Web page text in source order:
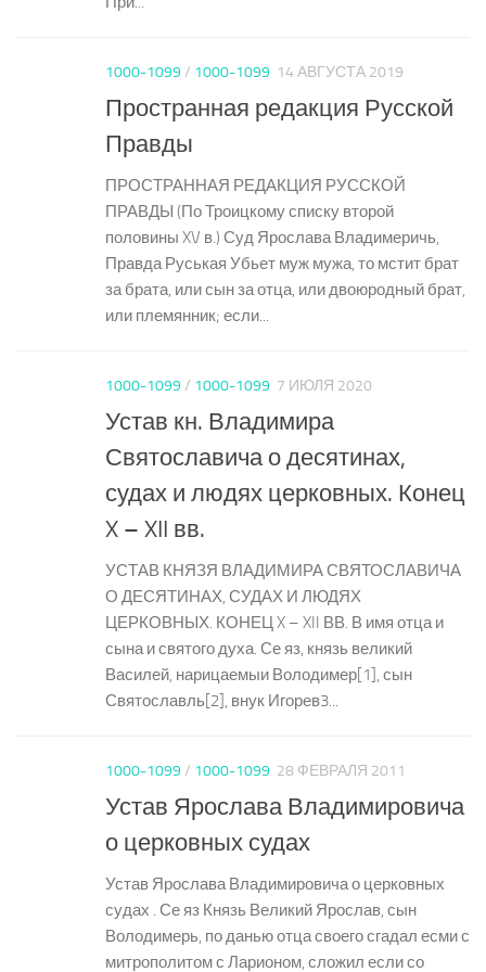
1000-1099 / 1000-1099 14 АВГУСТА 2019
Пространная редакция Русской
Правды
ПРОСТРАННАЯ РЕДАКЦИЯ РУССКОЙ
ПРАВДЫ (По Троицкому списку второй
половины XV в.) Суд Ярослава Владимеричь,
Правда Руськая Убьет муж мужа, то мстит брат
за брата, или сын за отца, или двоюродный брат,
или племянник; если...
1000-1099 / 1000-1099 7 ИЮЛЯ 2020
Устав кн. Владимира
Святославича о десятинах,
судах и людях церковных. Конец
X – XII вв.
УСТАВ КНЯЗЯ ВЛАДИМИРА СВЯТОСЛАВИЧА
О ДЕСЯТИНАХ, СУДАХ И ЛЮДЯХ
ЦЕРКОВНЫХ. КОНЕЦ X – XII ВВ. В имя отца и
сына и святого духа. Се яз, князь великий
Василей, нарицаемыи Володимер[1], сын
Святославль[2], внук Игорев3...
1000-1099 / 1000-1099 28 ФЕВРАЛЯ 2011
Устав Ярослава Владимировича
о церковных судах
Устав Ярослава Владимировича о церковных
судах . Се яз Князь Великий Ярослав, сын
Володимерь, по данью отца своего сгадал есми с
митрополитом с Ларионом, сложил если со